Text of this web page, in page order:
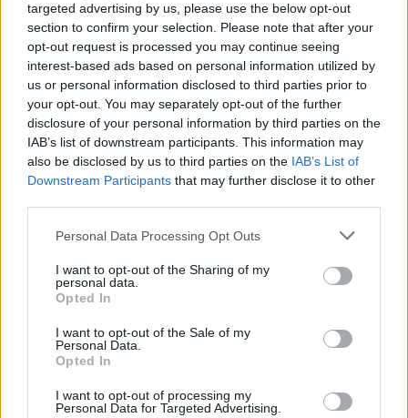
targeted advertising by us, please use the below opt-out
section to confirm your selection. Please note that after your
opt-out request is processed you may continue seeing
interest-based ads based on personal information utilized by
us or personal information disclosed to third parties prior to
your opt-out. You may separately opt-out of the further
disclosure of your personal information by third parties on the
IAB’s list of downstream participants. This information may
also be disclosed by us to third parties on the IAB’s List of
Downstream Participants that may further disclose it to other
Personal Data Processing Opt Outs
I want to opt-out of the Sharing of my
personal data.
Opted In
I want to opt-out of the Sale of my
Personal Data.
Opted In
I want to opt-out of processing my
Personal Data for Targeted Advertising.
Esim for Global
Esim for USA|Esim for Italy| Esim for Spain|Esim